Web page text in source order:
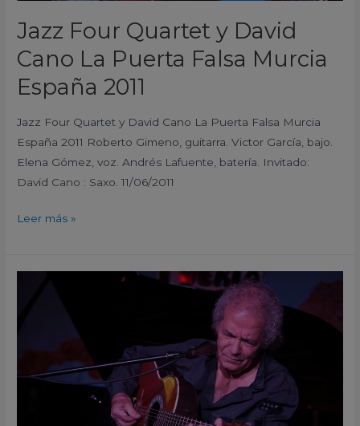
Jazz Four Quartet y David
Cano La Puerta Falsa Murcia
España 2011
Jazz Four Quartet y David Cano La Puerta Falsa Murcia
España 2011 Roberto Gimeno, guitarra. Victor García, bajo.
Elena Gómez, voz. Andrés Lafuente, batería. Invitado:
David Cano : Saxo. 11/06/2011
Leer más »
Marques
Murcia